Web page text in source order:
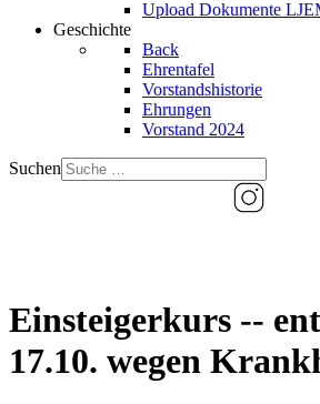
Upload Dokumente
Geschichte
Back
Ehrentafel
Vorstandshistorie
Ehrungen
Vorstand 2024
Suchen
Einsteigerkurs --
17.10. wegen